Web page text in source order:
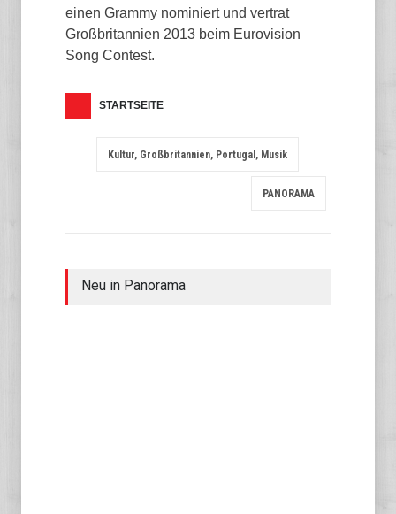
einen Grammy nominiert und vertrat
Großbritannien 2013 beim Eurovision
Song Contest.
STARTSEITE
Kultur, Großbritannien, Portugal, Musik
PANORAMA
Neu in Panorama